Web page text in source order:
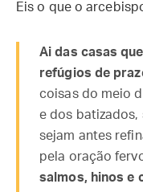
Eis o que o
Ai das casas
refúgios de
coisas do meio
e dos
sejam antes
pela oração
salmos, hinos e